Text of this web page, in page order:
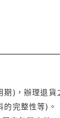
)，辦理退貨
完整性等)。